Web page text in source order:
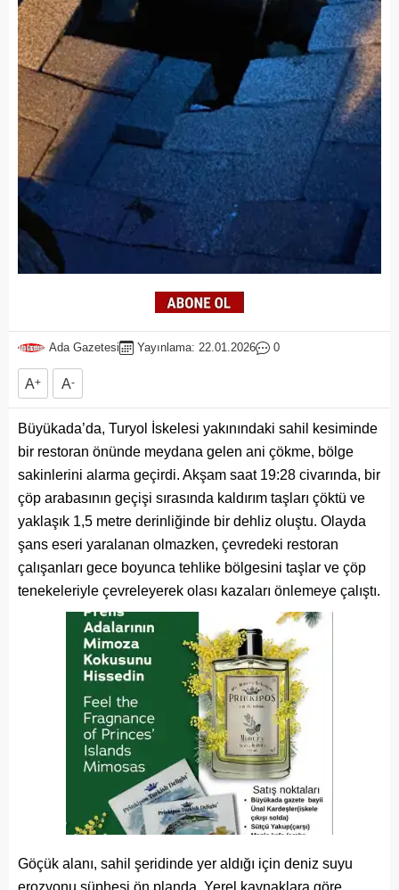
Ada Gazetesi Yayınlama: 22.01.2026 0
A+ A-
Büyükada’da, Turyol İskelesi yakınındaki sahil kesiminde
bir restoran önünde meydana gelen ani çökme, bölge
sakinlerini alarma geçirdi. Akşam saat 19:28 civarında, bir
çöp arabasının geçişi sırasında kaldırım taşları çöktü ve
yaklaşık 1,5 metre derinliğinde bir dehliz oluştu. Olayda
şans eseri yaralanan olmazken, çevredeki restoran
çalışanları gece boyunca tehlike bölgesini taşlar ve çöp
tenekeleriyle çevreleyerek olası kazaları önlemeye çalıştı.
Göçük alanı, sahil şeridinde yer aldığı için deniz suyu
erozyonu şüphesi ön planda. Yerel kaynaklara göre,